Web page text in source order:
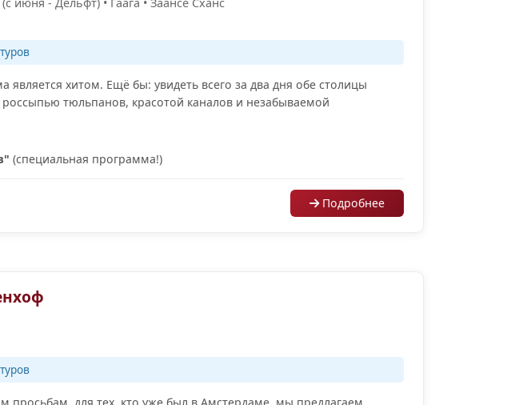
июня - Дельфт) • Гаага • Заансе Сханс
является хитом. Ещё бы: увидеть всего за два дня обе столицы
россыпью тюльпанов, красотой каналов и незабываемой
(специальная программа!)
Подробнее